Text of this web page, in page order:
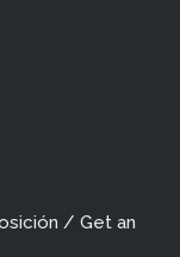
/ Get an